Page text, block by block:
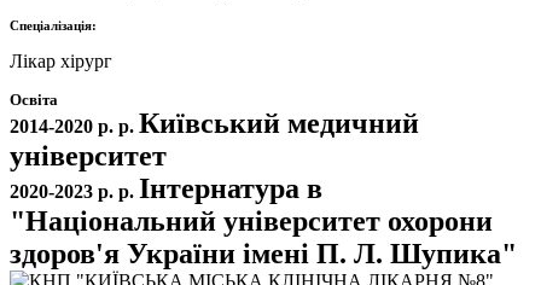
Спеціалізація:
Лікар хірург
Освіта
2014-2020 р. р. Київський медичний
університет
2020-2023 р. р. Інтернатура в
"Національний університет охорони
здоров'я України імені П. Л. Шупика"